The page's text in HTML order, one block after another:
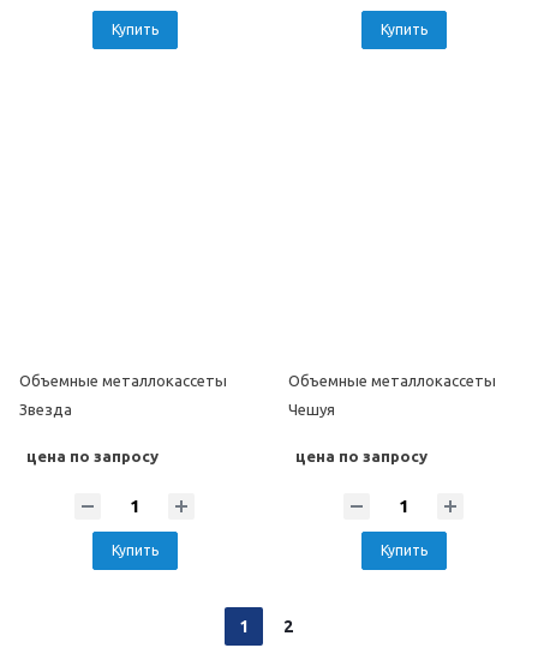
Купить Купить
Объемные металлокассеты
Звезда
цена по запросу
Купить
Объемные металлокассеты
Чешуя
цена по запросу
Купить
1 2